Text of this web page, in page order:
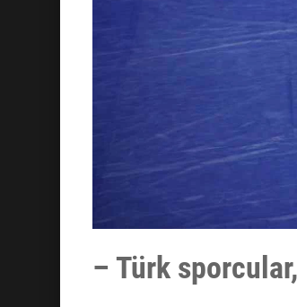
– Türk